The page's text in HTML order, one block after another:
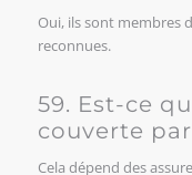
Oui, ils sont membres
reconnues.
59. Est-ce
couverte
Cela dépend des